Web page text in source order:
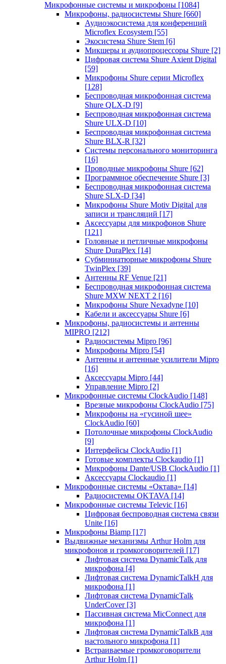
Микрофонные системы и микрофоны [1084]
Микрофоны, радиосистемы Shure [660]
Аудиоэкосистема для конференций
Microflex Ecosystem [55]
Экосистема Shure Stem [6]
Микшеры и аудиопроцессоры Shure [2]
Цифровая система Shure Axient Digital
[59]
Микрофоны Shure серии Microflex
[128]
Беспроводная микрофонная система
Shure QLX-D [9]
Беспроводная микрофонная система
Shure ULX-D [10]
Беспроводная микрофонная система
Shure BLX-R [32]
Системы персонального мониторинга
[16]
Проводные микрофоны Shure [62]
Программное обеспечение Shure [3]
Беспроводная микрофонная система
Shure SLX-D [34]
Микрофоны Shure Motiv Digital для
записи и трансляций [17]
Аксессуары для микрофонов Shure
[121]
Головные и петличные микрофоны
Shure DuraPlex [14]
Субминиатюрные микрофоны Shure
TwinPlex [39]
Антенны RF Venue [21]
Беспроводная микрофонная система
Shure MXW NEXT 2 [16]
Микрофоны Shure Nexadyne [10]
Кабели и аксессуары Shure [6]
Микрофоны, радиосистемы и антенны
MIPRO [212]
Радиосистемы Mipro [96]
Микрофоны Mipro [54]
Антенны и антенные усилители Mipro
[16]
Аксессуары Mipro [44]
Управление Mipro [2]
Микрофонные системы ClockAudio [148]
Врезные микрофоны ClockAudio [75]
Микрофоны на «гусиной шее»
ClockAudio [60]
Потолочные микрофоны ClockAudio
[9]
Интерфейсы ClockAudio [1]
Готовые комплекты Clockaudio [1]
Микрофоны Dante/USB ClockAudio [1]
Аксессуары Clockaudio [1]
Микрофонные системы «Октава» [14]
Радиосистемы OKTAVA [14]
Микрофонные системы Televic [16]
Цифровая беспроводная система связи
Unite [16]
Микрофоны Biamp [17]
Выдвижные механизмы Arthur Holm для
микрофонов и громкоговорителей [17]
Лифтовая система DynamicTalk для
микрофона [4]
Лифтовая система DynamicTalkH для
микрофона [1]
Лифтовая система DynamicTalk
UnderCover [3]
Пассивная система MicConnect для
микрофона [1]
Лифтовая система DynamicTalkB для
настольного микрофона [1]
Встраиваемые громкоговорители
Arthur Holm [1]